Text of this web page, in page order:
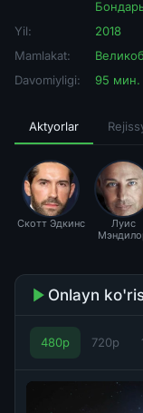
Yil:
2018
Mamlakat:
Davomiyligi:
95 мин.
Aktyorlar
Скотт Эдкинс
Луис
Onlayn
480p 720p